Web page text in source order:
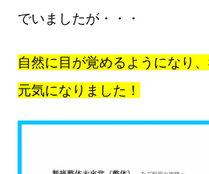
でいましたが・・・
自然に目が覚めるようになり
元気になりました！